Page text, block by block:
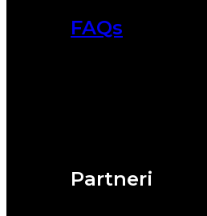
Partneri
FAQs